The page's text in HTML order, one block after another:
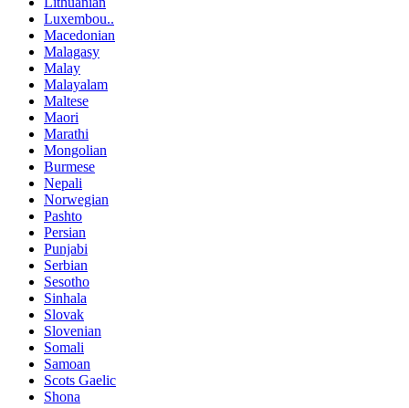
Luxembou..
Macedonian
Malagasy
Malay
Malayalam
Maltese
Maori
Marathi
Mongolian
Burmese
Nepali
Norwegian
Pashto
Persian
Punjabi
Serbian
Sesotho
Sinhala
Slovak
Slovenian
Somali
Samoan
Scots Gaelic
Shona